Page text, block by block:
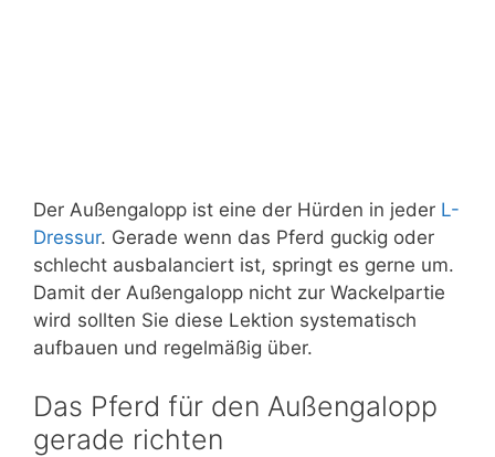
Der Außengalopp ist eine der Hürden in jeder L-
Dressur. Gerade wenn das Pferd guckig oder
schlecht ausbalanciert ist, springt es gerne um.
Damit der Außengalopp nicht zur Wackelpartie
wird sollten Sie diese Lektion systematisch
aufbauen und regelmäßig über.
Das Pferd für den Außengalopp
gerade richten